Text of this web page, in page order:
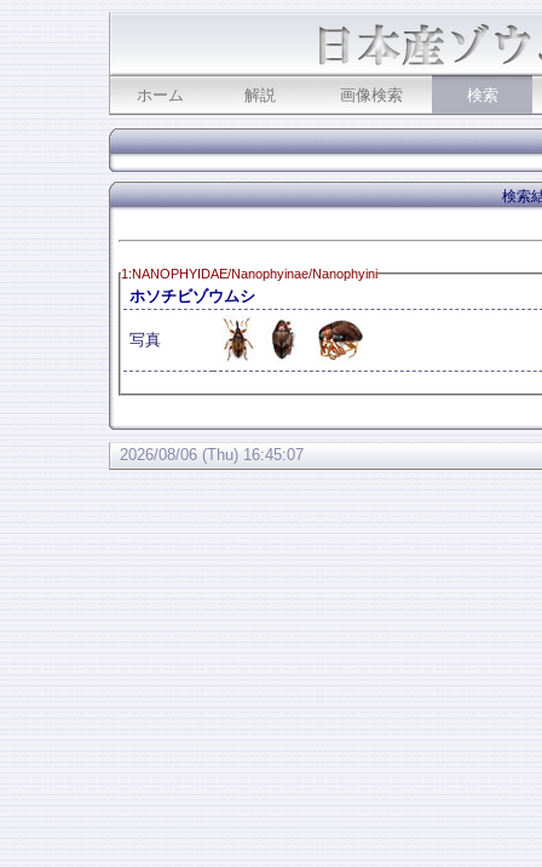
ホーム 解説 画像検索 検索
検索
1:NANOPHYIDAE/Nanophyinae/Nanophyini
ホソチビゾウムシ
写真
2026/08/06 (Thu) 16:45:07